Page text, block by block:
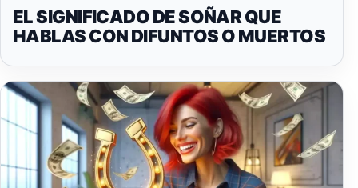
EL SIGNIFICADO DE SOÑAR QUE
HABLAS CON DIFUNTOS O MUERTOS